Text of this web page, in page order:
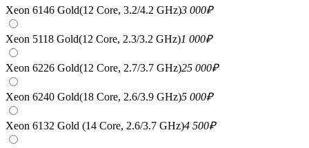
Xeon 6146 Gold(12 Core, 3.2/4.2 GHz)3 000₽
Xeon 5118 Gold(12 Core, 2.3/3.2 GHz)1 000₽
Xeon 6226 Gold(12 Core, 2.7/3.7 GHz)25 000₽
Xeon 6240 Gold(18 Core, 2.6/3.9 GHz)5 000₽
Xeon 6132 Gold (14 Core, 2.6/3.7 GHz)4 500₽